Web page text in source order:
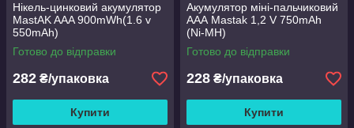
Нікель-цинковий акумулятор
MastAK AAA 900mWh(1.6 v
550mAh)
Готово до відправки
282 ₴/упаковка
Купити
Акумулятор міні-пальчиковий
ААА Mastak 1,2 V 750mAh
(Ni-MH)
Готово до відправки
228 ₴/упаковка
Купити